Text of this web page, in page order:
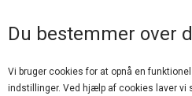
Du bestemmer over
Vi bruger cookies for at opnå en
indstillinger. Ved hjælp af cookies laver vi